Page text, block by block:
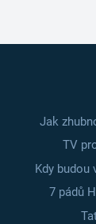
Jak
TV
Kdy budou
7 pádů